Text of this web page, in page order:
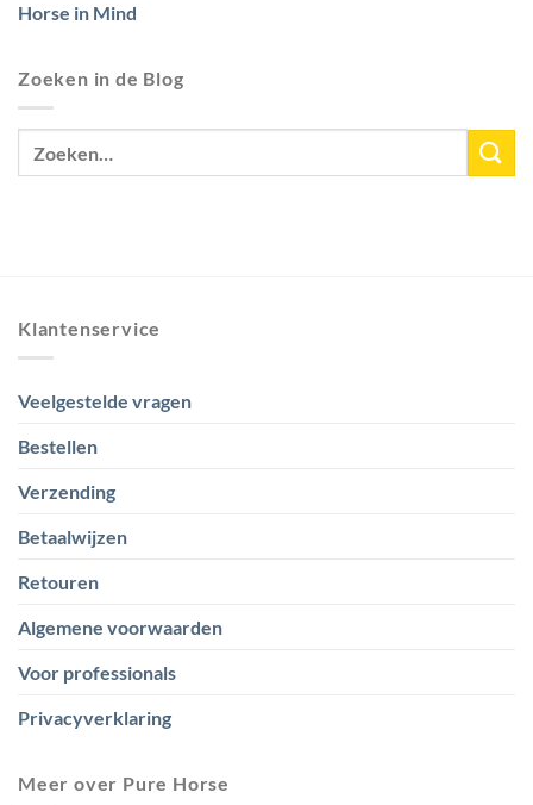
Horse in Mind
Zoeken in de Blog
Klantenservice
Veelgestelde vragen
Bestellen
Verzending
Betaalwijzen
Retouren
Algemene voorwaarden
Voor professionals
Privacyverklaring
Meer over Pure Horse